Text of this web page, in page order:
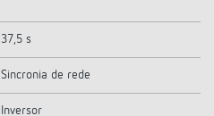
37,5 s
Sincronia de rede
Inversor